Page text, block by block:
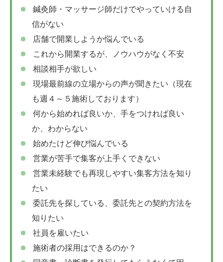
鍼灸師・マッサージ師だけでやっていける自
信がない
店舗で開業しようか悩んでいる
これから開業するが、ノウハウがなく不安
相談相手が欲しい
現場最前線の立場からの声が聞きたい（現在
も週４～５施術しております）
何から始めれば良いか、手をつければ良い
か、わからない
始めたけど伸び悩んでいる
営業が苦手で集客が上手くできない
営業未経験でも再現しやすい集客方法を知り
たい
委託先を探している、委託先との契約方法を
知りたい
社員を雇いたい
施術者の採用はできるのか？